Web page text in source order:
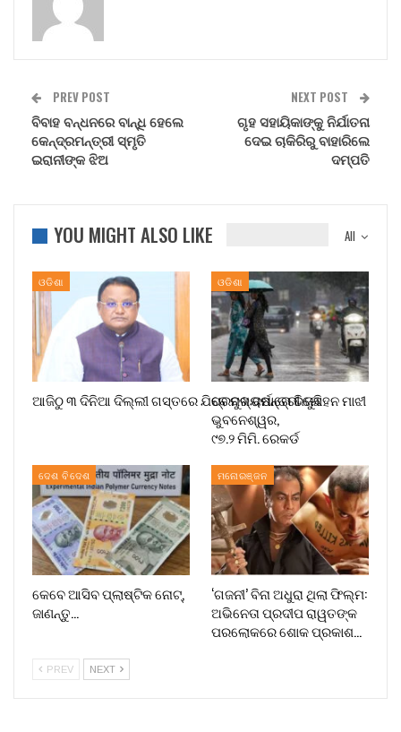
PREV POST
ବିବାହ ବନ୍ଧନରେ ବାନ୍ଧି ହେଲେ
କେନ୍ଦ୍ରମନ୍ତ୍ରୀ ସ୍ମୃତି
ଇରାନୀଙ୍କ ଝିଅ
NEXT POST
ଗୃହ ସହାୟିକାଙ୍କୁ ନିର୍ଯାତନା
ଦେଇ ଚାକିରିରୁ ବାହାରିଲେ
ଦମ୍ପତି
All
YOU MIGHT ALSO LIKE
ଓଡିଶା
ଆଜିଠୁ ୩ ଦିନିଆ ଦିଲ୍ଲୀ ଗସ୍ତରେ ଯିବେ ମୁଖ୍ୟମନ୍ତ୍ରୀ ମୋହନ ମାଝୀ
ଓଡିଶା
ପ୍ରବଳ ବର୍ଷାରେ ଭିଜୁଛି
ଭୁବନେଶ୍ୱର,
୯୭.୨ ମିମି. ରେକର୍ଡ
ଦେଶ ବିଦେଶ
କେବେ ଆସିବ ପ୍ଲାଷ୍ଟିକ ନୋଟ୍,
ଜାଣନ୍ତୁ…
ମନୋରଞ୍ଜନ
‘ଗଜନୀ’ ବିନା ଅଧୁରା ଥିଲା ଫିଲ୍ମ:
ଅଭିନେତା ପ୍ରଦୀପ ରାୱତଙ୍କ
ପରଲୋକରେ ଶୋକ ପ୍ରକାଶ…
PREV NEXT